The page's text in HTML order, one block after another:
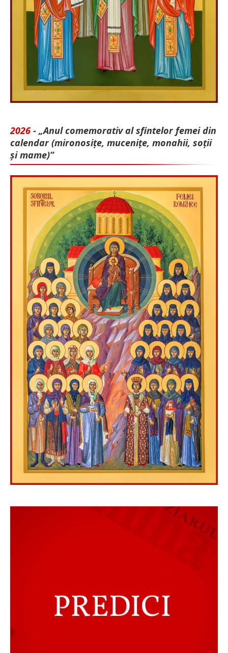
2026 - „Anul comemorativ al sfintelor femei din
calendar (mironosițe, mu­cenițe, monahii, soții
și mame)”